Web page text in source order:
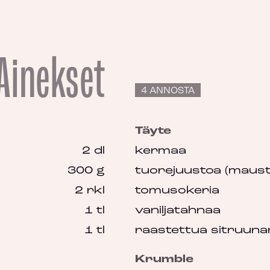
4 ANNOSTA
Täyte
kermaa
2 dl
tuorejuustoa
300 g
tomusokeria
2 rkl
vaniljatahnaa
1 tl
raastettua
1 tl
Krumble